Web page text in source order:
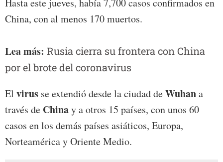
Hasta este jueves, había 7,700 casos confirmados en
China, con al menos 170 muertos.
Lea más: Rusia cierra su frontera con China
por el brote del coronavirus
El virus se extendió desde la ciudad deWuhana
través de Chinay a otros 15 países, con unos 60
casos en los demás países asiáticos, Europa,
Norteamérica y Oriente Medio.